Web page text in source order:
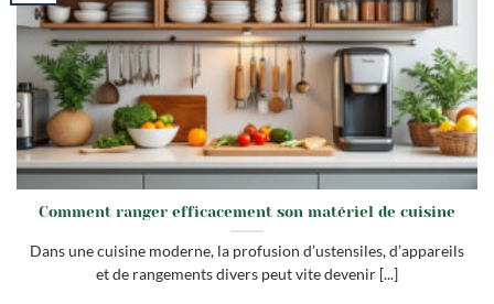
Comment ranger efficacement son matériel de cuisine
Dans une cuisine moderne, la profusion d’ustensiles, d’appareils
et de rangements divers peut vite devenir [...]